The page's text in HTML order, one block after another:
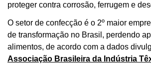
proteger contra corrosão, ferrugem e
O setor de confecção é o 2º maior
de transformação no Brasil, perdendo
alimentos, de acordo com a dados
Associação Brasileira da Indústria